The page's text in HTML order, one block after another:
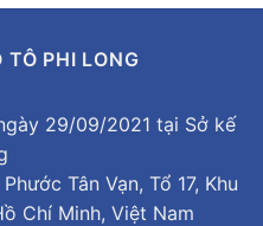
PHI LONG
29/09/2021 tại Sở kế
Tân Vạn, Tổ 17, Khu
Chí Minh, Việt Nam